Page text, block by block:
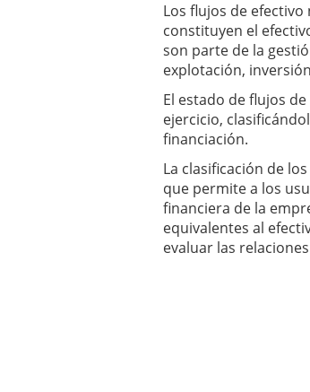
Los flujos de
constituyen el
son parte de la
explotación,
El estado de flujos
ejercicio,
financiación.
La clasificación de
que permite a los
financiera de la
equivalentes al
evaluar las